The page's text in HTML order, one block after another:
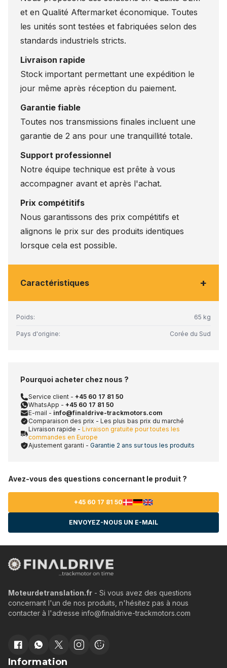
et en Qualité Aftermarket économique. Toutes
les unités sont testées et fabriquées selon des
standards industriels stricts.
Livraison rapide
Stock important permettant une expédition le
jour même après réception du paiement.
Garantie fiable
Toutes nos transmissions finales incluent une
garantie de 2 ans pour une tranquillité totale.
Support professionnel
Notre équipe technique est prête à vous
accompagner avant et après l'achat.
Prix compétitifs
Nous garantissons des prix compétitifs et
alignons le prix sur des produits identiques
lorsque cela est possible.
Caractéristiques +
Poids: 65 kg
Pays d'origine: Corée du Sud
Pourquoi acheter chez nous ?
Service client - +45 60 17 81 50
WhatsApp - +45 60 17 81 50
E-mail - info@finaldrive-trackmotors.com
Comparaison des prix - Les plus bas prix du marché
Livraison rapide - Livraison gratuite pour toutes les
commandes en Europe
Ajustement garanti - Garantie 2 ans sur tous les produits
Avez-vous des questions concernant le produit ?
+45 60 17 81 50
ENVOYEZ-NOUS UN E-MAIL
Moteurdetranslation.fr - Si vous avez des questions
concernant l'un de nos produits, n'hésitez pas à nous
contacter à l'adresse info@finaldrive-trackmotors.com
Information